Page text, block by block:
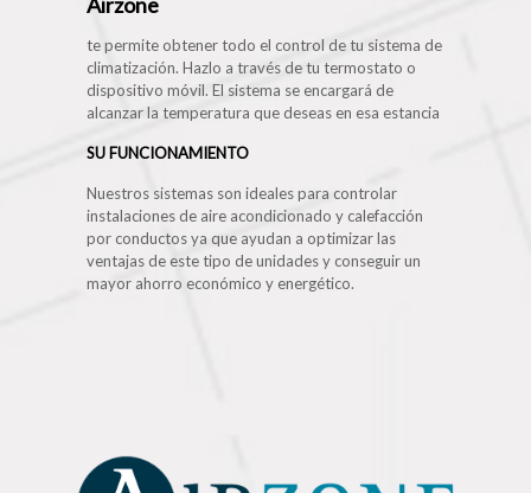
te permite obtener todo el control de tu sistema de
climatización. Hazlo a través de tu termostato o
dispositivo móvil. El sistema se encargará de
alcanzar la temperatura que deseas en esa estancia
SU FUNCIONAMIENTO
Nuestros sistemas son ideales para controlar
instalaciones de aire acondicionado y calefacción
por conductos ya que ayudan a optimizar las
ventajas de este tipo de unidades y conseguir un
mayor ahorro económico y energético.